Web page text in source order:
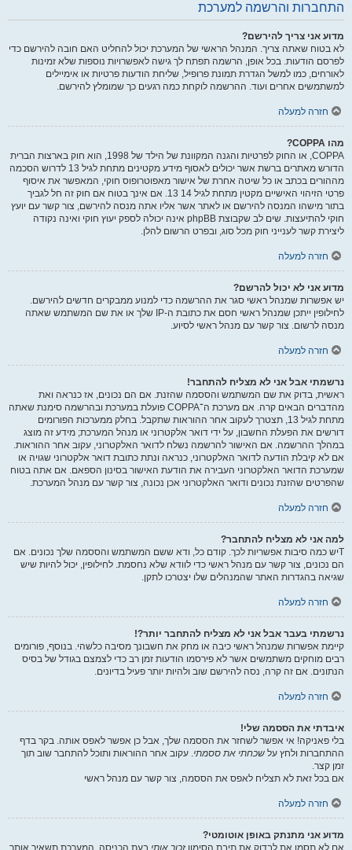
התחברות והרשמה למערכת
מדוע אני צריך להירשם?
לא בטוח שאתה צריך. המנהל הראשי של המערכת יכול להחליט האם חובה להירשם כדי
לפרסם הודעות. בכל אופן, הרשמה תפתח לך גישה לאפשרויות נוספות שלא זמינות
לאורחים, כמו למשל הגדרת תמונת פרופיל, שליחת הודעות פרטיות או אימיילים
למשתמשים אחרים ועוד. ההרשמה לוקחת כמה רגעים כך שמומלץ להירשם.
חזרה למעלה
מהו COPPA?
COPPA, או החוק לפרטיות והגנה המקוונת של הילד של 1998, הוא חוק בארצות הברית
הדורש מאתרים ברשת אשר יכולים לאסוף מידע מקטינים מתחת לגיל 13 לדרוש הסכמה
מההורים בכתב או כל שיטה אחרת של אישור מאפוטרופוס חוקי, המאפשר את איסוף
פרטי הזיהוי האישיים מקטין מתחת לגיל 14 13. אם אינך בטוח אם חוק זה חל לגביך
בתור מישהו המנסה להירשם או לאתר אשר אליו אתה מנסה להירשם, צור קשר עם יועץ
חוקי להתיעצות. שים לב שקבוצת phpBB אינה יכולה לספק יעוץ חוקי ואינה נקודה
ליצירת קשר לענייני חוק מכל סוג, ובפרט הרשום להלן.
חזרה למעלה
מדוע אני לא יכול להרשם?
יש אפשרות שמנהל ראשי סגר את ההרשמה כדי למנוע ממבקרים חדשים להירשם.
לחילופין ייתכן שמנהל ראשי חסם את כתובת ה-IP שלך או את שם המשתמש שאתה
מנסה לרשום. צור קשר עם מנהל ראשי לסיוע.
חזרה למעלה
נרשמתי אבל אני לא מצליח להתחבר!
ראשית, בדוק את שם המשתמש והססמה שהזנת. אם הם נכונים, אז כנראה ואת
מהדברים הבאים קרה. אם מערכת ה־COPPA פועלת במערכת ובהרשמה סימנת שאתה
מתחת לגיל 13, תצטרך לעקוב אחר ההוראות שתקבל. בחלק ממערכות הפורומים
דורשים את הפעלת החשבון, על ידי דואר אלקטרוני או מנהל המערכת; מידע זה מוצג
במהלך ההרשמה. אם האישור להרשמה נשלח לדואר האלקטרוני, עקוב אחר ההוראות.
אם לא קיבלת הודעה לדואר האלקטרוני, כנראה ונתת כתובת דואר אלקטרוני שגויה או
שמערכת הדואר האלקטרוני העבירה את הודעת האישור בסינון הספאם. אם אתה בטוח
שהפרטים שהזנת נכונים ודואר האלקטרוני אכן נכונה, צור קשר עם מנהל המערכת.
חזרה למעלה
למה אני לא מצליח להתחבר?
Tיש כמה סיבות אפשריות לכך. קודם כל, ודא ששם המשתמש והססמה שלך נכונים. אם
הם נכונים, צור קשר עם מנהל ראשי כדי לוודא שלא נחסמת. לחילופין, יכול להיות שיש
שגיאה בהגדרות האתר שהמנהלים שלו יצטרכו לתקן.
חזרה למעלה
נרשמתי בעבר אבל אני לא מצליח להתחבר יותר?!
קיימת אפשרות שמנהל ראשי כיבה או מחק את חשבונך מסיבה כלשהי. בנוסף, פורומים
רבים מוחקים משתמשים אשר לא פירסמו הודעות זמן רב כדי לצמצם בגודל של בסיס
הנתונים. אם זה קרה, נסה להירשם שוב ולהיות יותר פעיל בדיונים.
חזרה למעלה
איבדתי את הססמה שלי!
בלי פאניקה! אי אפשר לשחזר את הססמה שלך, אבל כן אפשר לאפס אותה. בקר בדף
ההתחברות ולחץ על שכחתי את ססמתי. עקוב אחר ההוראות ותוכל להתחבר שוב תוך
זמן קצר.
אם בכל זאת לא תצליח לאפס את הססמה, צור קשר עם מנהל ראשי
חזרה למעלה
מדוע אני מתנתק באופן אוטומטי?
אם לא תסמן את לבדוק את תיבת הסימוןזכור אותי בעת הכניסה, המערכת תשאיר אותך